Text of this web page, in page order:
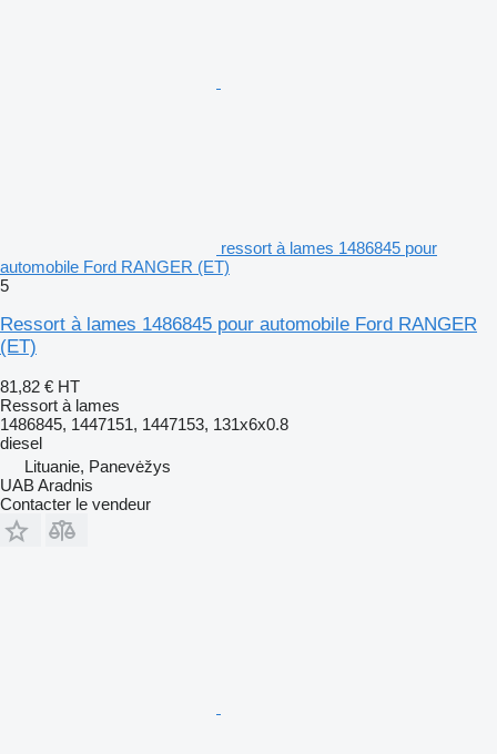
ressort à lames 1486845 pour
automobile Ford RANGER (ET)
5
Ressort à lames 1486845 pour automobile Ford RANGER
(ET)
81,82 € HT
Ressort à lames
1486845, 1447151, 1447153, 131x6x0.8
diesel
Lituanie, Panevėžys
UAB Aradnis
Contacter le vendeur